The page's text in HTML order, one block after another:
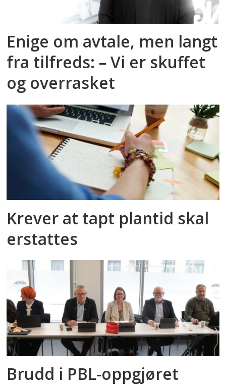
Enige om avtale, men langt
fra tilfreds: – Vi er skuffet
og overrasket
Krever at tapt plantid skal
erstattes
Brudd i PBL-oppgjøret